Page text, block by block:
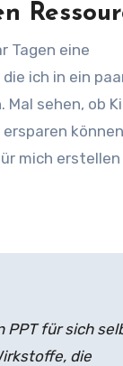
Tagen eine
ich in ein
sehen, ob
mich erstellen
PPT für sich
die